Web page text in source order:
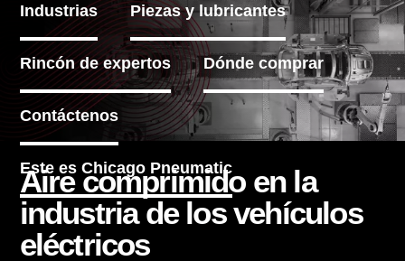
Industrias Piezas y lubricantes
Rincón de expertos Dónde comprar
Contáctenos
Este es Chicago Pneumatic
Aire comprimido en la
industria de los vehículos
eléctricos